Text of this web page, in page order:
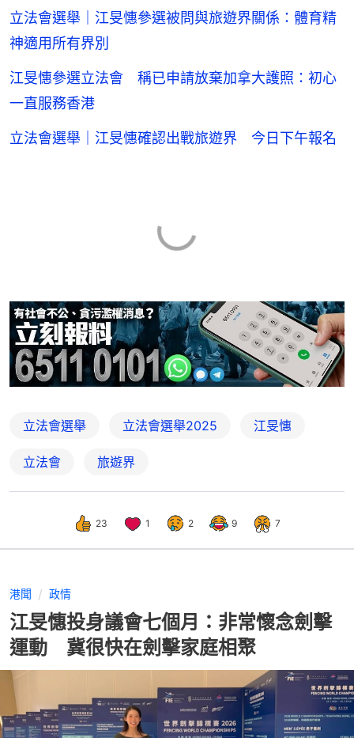
立法會選舉｜江旻憓參選被問與旅遊界關係：體育精
神適用所有界別
江旻憓參選立法會 稱已申請放棄加拿大護照：初心
一直服務香港
立法會選舉｜江旻憓確認出戰旅遊界 今日下午報名
立法會選舉 立法會選舉2025 江旻憓
立法會 旅遊界
23 1 2 9 7
港聞 政情
江旻憓投身議會七個月：非常懷念劍擊
運動 冀很快在劍擊家庭相聚